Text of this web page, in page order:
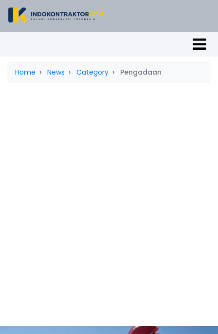
Home News Category Pengadaan